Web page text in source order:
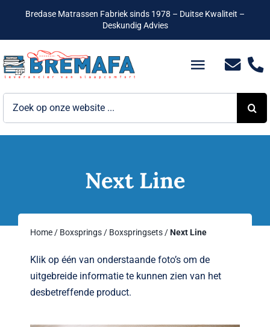
inhoud
Bredase Matrassen Fabriek sinds 1978 – Duitse Kwaliteit –
Deskundig Advies
Toggle
Bedden
Hotelbedden
Lattenbodems
Verwante artikelen
Next Line
Home/ Boxsprings/ Boxspringsets/Next Line
Klik op één van onderstaande foto’s om de
uitgebreide informatie te kunnen zien van het
desbetreffende product.